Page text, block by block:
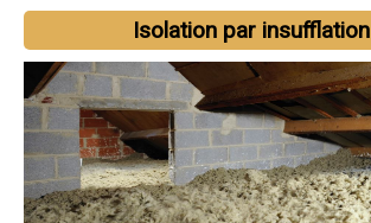
Isolation par insufflation